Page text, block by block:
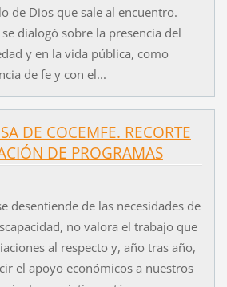
de Dios que sale al encuentro.
dialogó sobre la presencia del
y en la vida pública, como
de fe y con el...
DE COCEMFE. RECORTE
DE PROGRAMAS
desentiende de las necesidades de
no valora el trabajo que
al respecto y, año tras año,
el apoyo económicos a nuestros